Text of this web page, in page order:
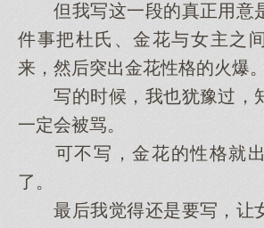
但我写这一段的真正用意
件事把杜氏、金花与女主之
来，然后突出金花性格的火爆。
写的时候，我也犹豫过，
一定会被骂。
可不写，金花的性格就出
了。
最后我觉得还是要写，让